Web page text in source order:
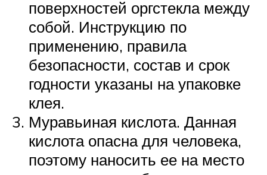
поверхностей оргстекла между
собой. Инструкцию по
применению, правила
безопасности, состав и срок
годности указаны на упаковке
клея.
Муравьиная кислота. Данная
кислота опасна для человека,
поэтому наносить ее на место